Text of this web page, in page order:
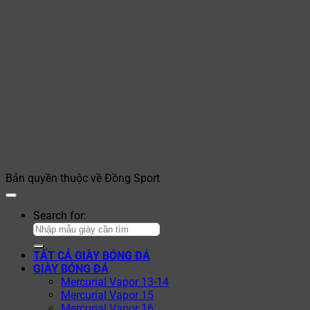
Bản quyền thuộc về Đồng Sport
Search for:
TẤT CẢ GIÀY BÓNG ĐÁ
GIÀY BÓNG ĐÁ
Mercurial Vapor 13-14
Mercurial Vapor 15